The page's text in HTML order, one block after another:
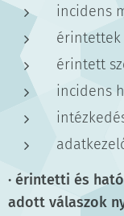
incidens
érintettek
érintett
incidens
· érintetti és
adott válaszok